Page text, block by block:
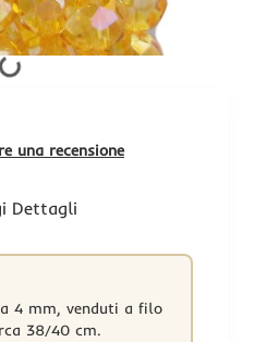
Dettagli
4 mm, venduti a filo
38/40 cm.
una recensione